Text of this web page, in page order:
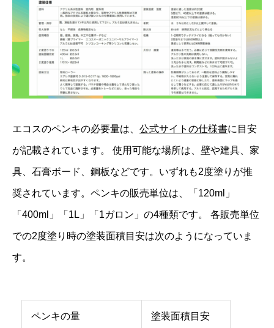
エコスのペンキの必要量は、 公式サイトの仕様書に目安
が記載されています。 使用可能な場所は、壁や建具、家
具、石膏ボード、鋼板などです。いずれも2度塗りが推
奨されています。ペンキの販売単位は、「120ml」
「400ml」「1L」「1ガロン」の4種類です。 各販売単位
での2度塗り時の塗装面積目安は次のようになっていま
す。
ペンキの量 塗装面積目安